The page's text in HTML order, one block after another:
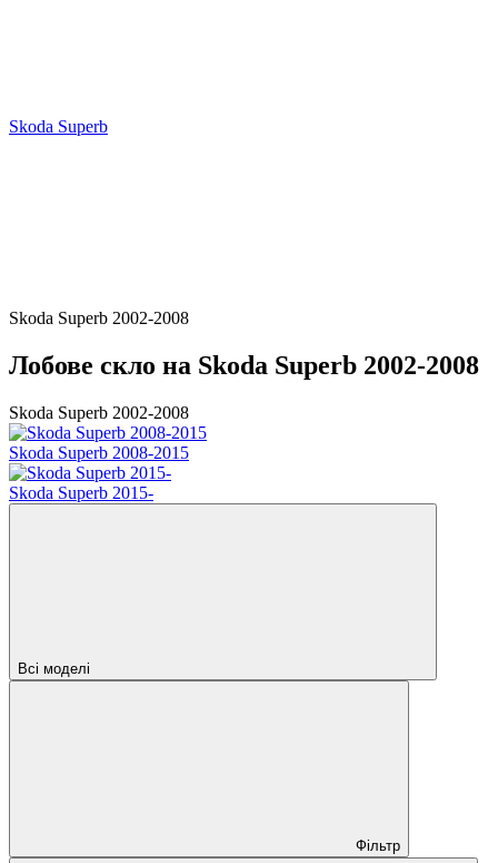
Skoda Superb
Skoda Superb 2002-2008
Лобове скло на Skoda Superb 2002-2008
Skoda Superb 2002-2008
Skoda Superb 2008-2015
Skoda Superb 2015-
Всі моделі
Фільтр